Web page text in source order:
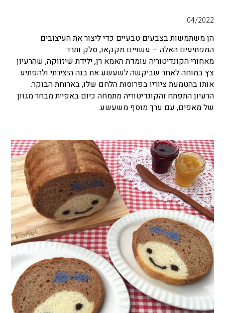
04/2022
הן משתמשות בצבעים טבעיים כדי ליצור את העיצובים
המפתיעים האלה – עשויים מקקאו, סלק ותרד.
מאחורי הקונדיטוריה עומדת האמא רן, ילידת שיזווקה, שהרעיון
צץ במוחה לאחר שביקשה לשעשע את בנה היצירתי ולהפתיע
אותו בהטמעת ציוריו בפרוסות הלחם שלו, בארוחת הבוקר.
הרעיון התפתח והקונדיטוריה מתמחה כיום באפיית מבחר מגוון
של מאפים, עם ערך מוסף משעשע.